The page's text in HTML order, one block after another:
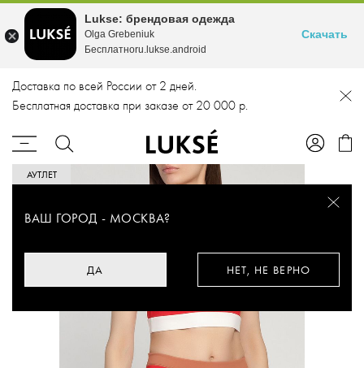
Доставка по всей России от 2 дней.
Бесплатная доставка при заказе от 20 000 р.
ВАШ ГОРОД - МОСКВА?
ДА НЕТ, НЕ ВЕРНО
АУТЛЕТ
Lukse: брендовая одежда
Olga Grebeniuk
Бесплатноru.lukse.android
Скачать